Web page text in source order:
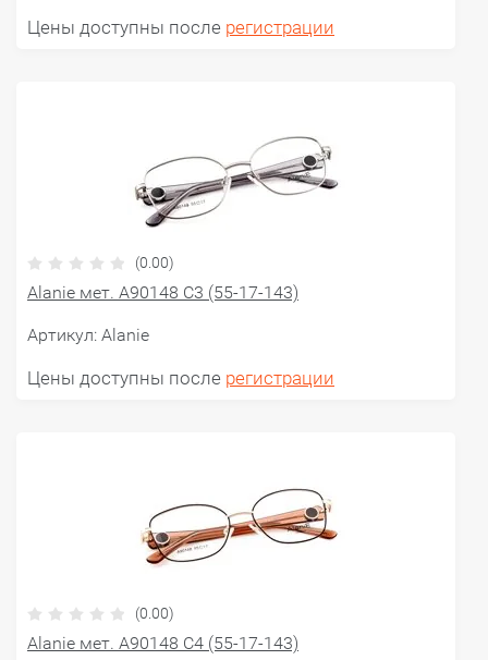
Цены доступны после регистрации
(0.00)
Alanie мет. A90148 C3 (55-17-143)
Артикул: Alanie
Цены доступны после регистрации
(0.00)
Alanie мет. A90148 C4 (55-17-143)